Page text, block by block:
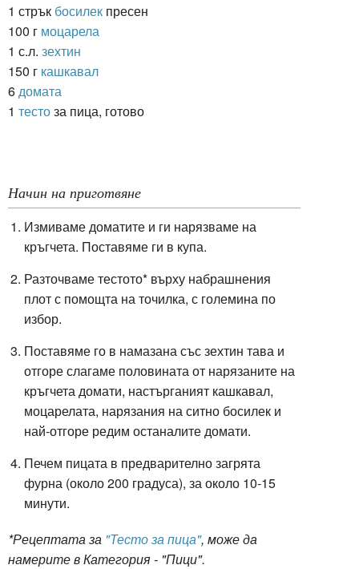
1 стрък босилек пресен
100 г моцарела
1 с.л. зехтин
150 г кашкавал
6 домата
1 тестоза пица, готово
Начин на приготвяне
Измиваме доматите и ги нарязваме на
кръгчета. Поставяме ги в купа.
Разточваме тестото* върху набрашнения
плот с помощта на точилка, с големина по
избор.
Поставяме го в намазана със зехтин тава и
отгоре слагаме половината от нарязаните на
кръгчета домати, настърганият кашкавал,
моцарелата, нарязания на ситно босилек и
най-отгоре редим останалите домати.
Печем пицата в предварително загрята
фурна (около 200 градуса), за около 10-15
минути.
*Рецептата за "Тесто за пица", може да
намерите в Категория - "Пици".